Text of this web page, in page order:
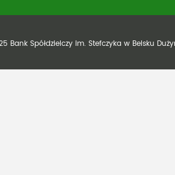
Bank Spółdzielczy im. Stefczyka w Belsku